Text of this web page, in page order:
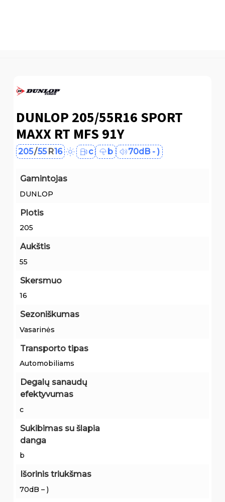
DUNLOP 205/55R16 SPORT
MAXX RT MFS 91Y
205/55R16 c b 70dB - )
Gamintojas
DUNLOP
Plotis
205
Aukštis
55
Skersmuo
16
Sezoniškumas
Vasarinės
Transporto tipas
Automobiliams
Degalų sanaudų
efektyvumas
c
Sukibimas su šlapia
danga
b
Išorinis triukšmas
70dB – )